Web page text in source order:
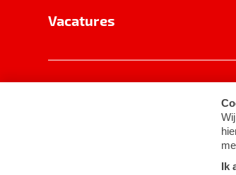
Vacatures
Cookie-instellingen